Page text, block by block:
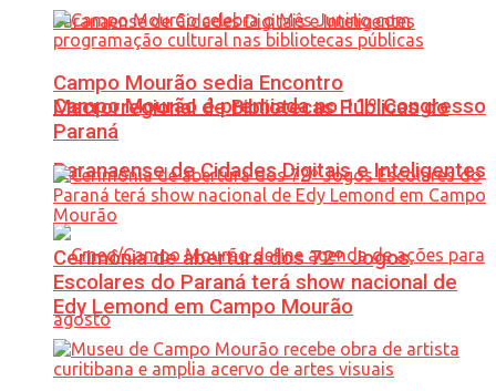
Campo Mourão é premiada no 11º Congresso
Paranaense de Cidades Digitais e Inteligentes
Campo Mourão sedia Encontro
Macrorregional de Bibliotecas Públicas do
Paraná
Cerimônia de abertura dos 72º Jogos
Escolares do Paraná terá show nacional de
Edy Lemond em Campo Mourão